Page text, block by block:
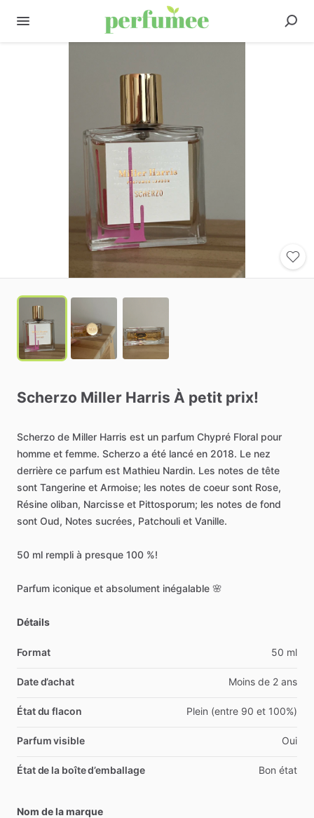
Scherzo Miller Harris À petit prix!
Scherzo de Miller Harris est un parfum Chypré Floral pour
homme et femme. Scherzo a été lancé en 2018. Le nez
derrière ce parfum est Mathieu Nardin. Les notes de tête
sont Tangerine et Armoise; les notes de coeur sont Rose,
Résine oliban, Narcisse et Pittosporum; les notes de fond
sont Oud, Notes sucrées, Patchouli et Vanille.
50 ml rempli à presque 100 %!
Parfum iconique et absolument inégalable 🌸
Détails
Format 50 ml
Date d’achat Moins de 2 ans
État du flacon Plein (entre 90 et 100%)
Parfum visible Oui
État de la boîte d’emballage Bon état
Nom de la marque